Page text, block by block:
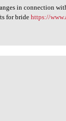
in connection
for bridehttps://